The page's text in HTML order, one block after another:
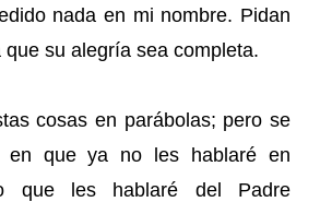
nada en mi nombre. Pidan
su alegría sea completa.
cosas en parábolas; pero se
en que ya no les hablaré en
que les hablaré del Padre